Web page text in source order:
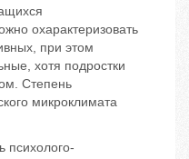
охарактеризовать
при этом
хотя подростки
Степень
микроклимата
психолого-